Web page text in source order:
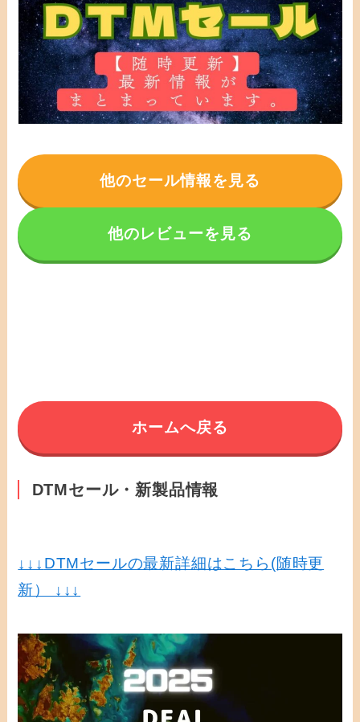
他のセール情報を見る
他のレビューを見る
ホームへ戻る
DTMセール・新製品情報
↓↓↓ DTMセールの最新詳細はこちら(随時更
新） ↓↓↓